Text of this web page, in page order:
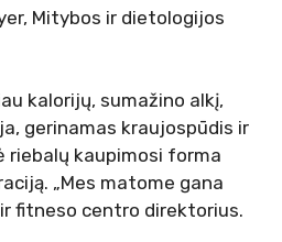
Mitybos ir dietologijos
kalorijų, sumažino alkį,
gerinamas kraujospūdis ir
riebalų kaupimosi forma
„Mes matome gana
ir fitneso centro direktorius.